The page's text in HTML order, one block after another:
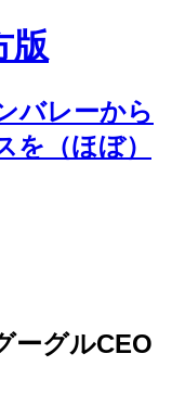
版
バレーから
（ほぼ）
ーグルCEO